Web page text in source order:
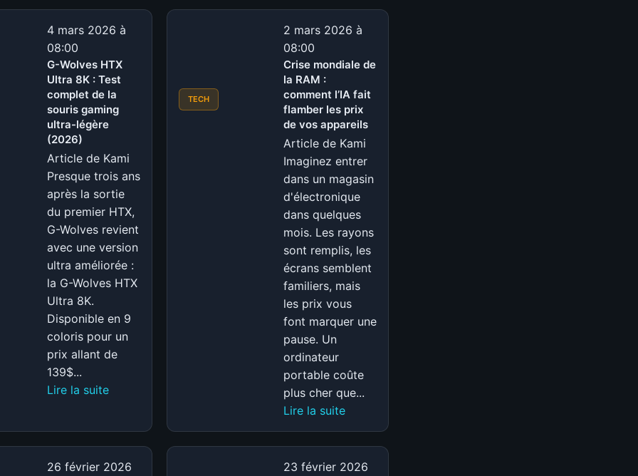
services
Windows
2026
:
les
commandes
pour
accélérer
votre
PC
RAM
DDR5
:
kits
comparés
pour
votre
PC
gaming
4 mars 2026 à
08:00
G-Wolves HTX
Ultra 8K : Test
complet de la
souris gaming
ultra-légère
(2026)
Article de Kami
Presque trois ans
après la sortie
du premier HTX,
G-Wolves revient
avec une version
ultra améliorée :
la G-Wolves HTX
Ultra 8K.
Disponible en 9
coloris pour un
prix allant de
139$...
Lire la suite:
Ultra
TECH
2 mars 2026 à
08:00
Crise mondiale de
la RAM :
comment l’IA fait
flamber les prix
de vos appareils
Article de Kami
Imaginez entrer
dans un magasin
d'électronique
dans quelques
mois. Les rayons
sont remplis, les
écrans semblent
familiers, mais
les prix vous
font marquer une
pause. Un
ordinateur
portable coûte
plus cher que...
Lire la suite:
mondiale
de
26 février 2026
23 février 2026